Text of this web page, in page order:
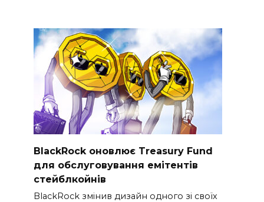
BlackRock оновлює Treasury Fund
для обслуговування емітентів
стейблкойнів
BlackRock змінив дизайн одного зі своїх